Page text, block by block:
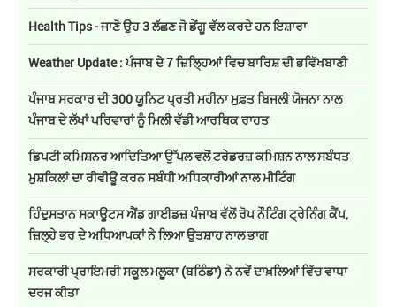
Health Tips - ਜਾਣੋ ਉਹ 3 ਲੱਛਣ ਜੋ ਡੇਂਗੂ ਵੱਲ ਕਰਦੇ ਹਨ ਇਸ਼ਾਰਾ
Weather Update : ਪੰਜਾਬ ਦੇ 7 ਜ਼ਿਲ੍ਹਿਆਂ ਵਿਚ ਬਾਰਿਸ਼ ਦੀ ਭਵਿੱਖਬਾਣੀ
ਪੰਜਾਬ ਸਰਕਾਰ ਦੀ 300 ਯੂਨਿਟ ਪ੍ਰਤੀ ਮਹੀਨਾ ਮੁਫ਼ਤ ਬਿਜਲੀ ਯੋਜਨਾ ਨਾਲ
ਪੰਜਾਬ ਦੇ ਲੱਖਾਂ ਪਰਿਵਾਰਾਂ ਨੂੰ ਮਿਲੀ ਵੱਡੀ ਆਰਥਿਕ ਰਾਹਤ
ਡਿਪਟੀ ਕਮਿਸ਼ਨਰ ਆਦਿਤਿਆ ਉੱਪਲ ਵਲੋਂ ਟਰੇਡਰਜ਼ ਕਮਿਸ਼ਨ ਨਾਲ ਸਬੰਧਤ
ਮੁਸ਼ਕਿਲਾਂ ਦਾ ਰੀਵੀਊ ਕਰਨ ਸਬੰਧੀ ਅਧਿਕਾਰੀਆਂ ਨਾਲ ਮੀਟਿੰਗ
ਹਿੰਦੁਸਤਾਨ ਸਕਾਊਟਸ ਐਂਡ ਗਾਈਡਜ਼ ਪੰਜਾਬ ਵੱਲੋਂ ਰੋਪ ਨੌਟਿੰਗ ਟ੍ਰੇਨਿੰਗ ਕੈਂਪ,
ਜ਼ਿਲ੍ਹੇ ਭਰ ਦੇ ਅਧਿਆਪਕਾਂ ਨੇ ਲਿਆ ਉਤਸ਼ਾਹ ਨਾਲ ਭਾਗ
ਸਰਕਾਰੀ ਪ੍ਰਾਇਮਰੀ ਸਕੂਲ ਮਲੂਕਾ (ਬਠਿੰਡਾ) ਨੇ ਨਵੇਂ ਦਾਖ਼ਲਿਆਂ ਵਿੱਚ ਵਾਧਾ
ਦਰਜ ਕੀਤਾ